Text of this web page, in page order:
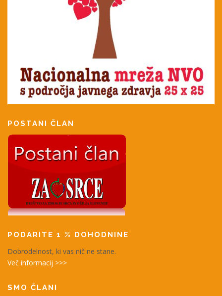
POSTANI ČLAN
PODARITE 1 % DOHODNINE
Dobrodelnost, ki vas nič ne stane.
Več informacij >>>
SMO ČLANI